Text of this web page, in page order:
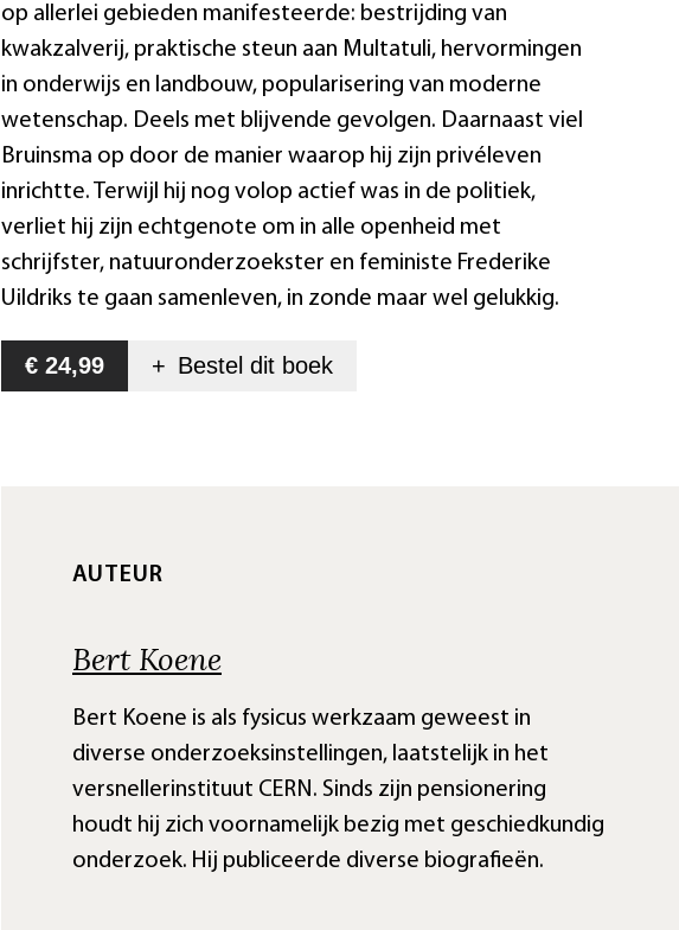
op allerlei gebieden manifesteerde: bestrijding van
kwakzalverij, praktische steun aan Multatuli, hervormingen
in onderwijs en landbouw, popularisering van moderne
wetenschap. Deels met blijvende gevolgen. Daarnaast viel
Bruinsma op door de manier waarop hij zijn privéleven
inrichtte. Terwijl hij nog volop actief was in de politiek,
verliet hij zijn echtgenote om in alle openheid met
schrijfster, natuuronderzoekster en feministe Frederike
Uildriks te gaan samenleven, in zonde maar wel gelukkig.
€ 24,99 + Bestel dit boek
AUTEUR
Bert Koene
Bert Koene is als fysicus werkzaam geweest in
diverse onderzoeksinstellingen, laatstelijk in het
versnellerinstituut CERN. Sinds zijn pensionering
houdt hij zich voornamelijk bezig met geschiedkundig
onderzoek. Hij publiceerde diverse biografieën.